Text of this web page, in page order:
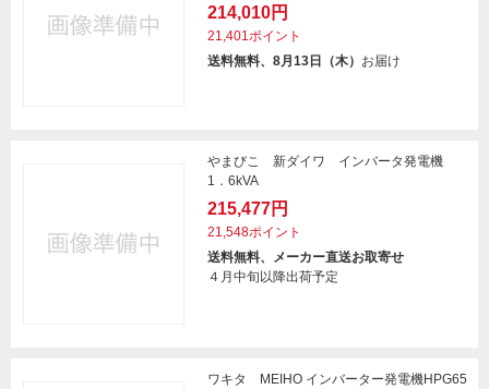
214,010円
21,401ポイント
送料無料、8月13日（木） お届け
やまびこ 新ダイワ インバータ発電機
1．6kVA
215,477円
21,548ポイント
送料無料、メーカー直送お取寄せ
４月中旬以降出荷予定
ワキタ MEIHO インバーター発電機HPG65